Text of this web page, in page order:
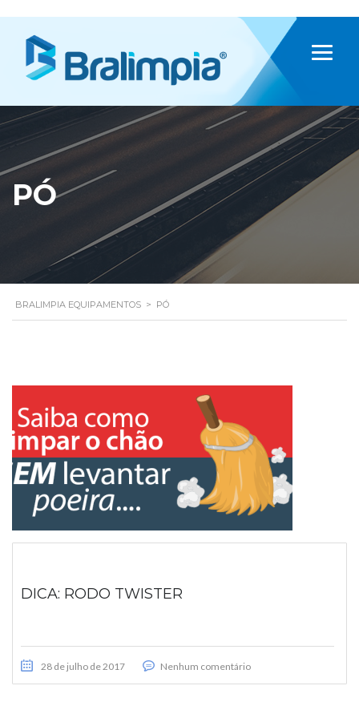
PÓ
BRALIMPIA EQUIPAMENTOS > PÓ
DICA: RODO TWISTER
28 de julho de 2017 Nenhum comentário